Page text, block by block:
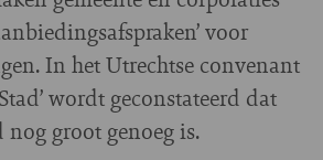
voor
In het Utrechtse convenant
wordt geconstateerd dat
groot genoeg is.